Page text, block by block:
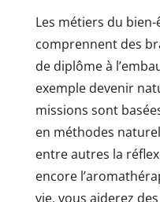
Les métiers du
comprennent des
de diplôme à
exemple devenir
missions sont
en méthodes
entre autres la
encore
vie, vous aiderez